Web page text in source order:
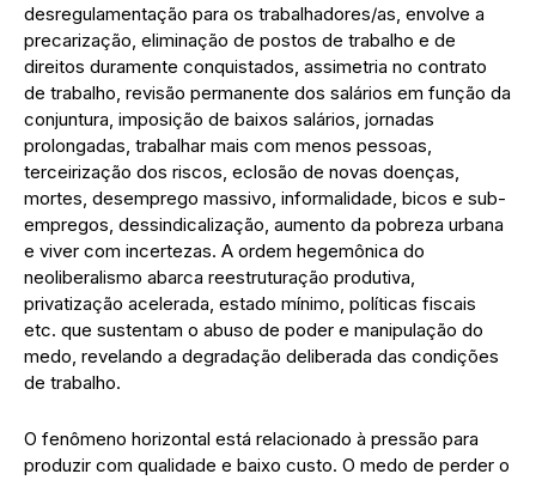
desregulamentação para os trabalhadores/as, envolve a
precarização, eliminação de postos de trabalho e de
direitos duramente conquistados, assimetria no contrato
de trabalho, revisão permanente dos salários em função da
conjuntura, imposição de baixos salários, jornadas
prolongadas, trabalhar mais com menos pessoas,
terceirização dos riscos, eclosão de novas doenças,
mortes, desemprego massivo, informalidade, bicos e sub-
empregos, dessindicalização, aumento da pobreza urbana
e viver com incertezas. A ordem hegemônica do
neoliberalismo abarca reestruturação produtiva,
privatização acelerada, estado mínimo, políticas fiscais
etc. que sustentam o abuso de poder e manipulação do
medo, revelando a degradação deliberada das condições
de trabalho.
O fenômeno horizontal está relacionado à pressão para
produzir com qualidade e baixo custo. O medo de perder o